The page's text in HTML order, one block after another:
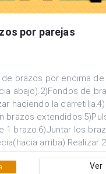
por parejas
de brazos por encima
abajo).2)Fondos de
haciendo la
brazos
1 brazo.6)Juntar los
arriba).Realizar
de acción 40” de
Ver